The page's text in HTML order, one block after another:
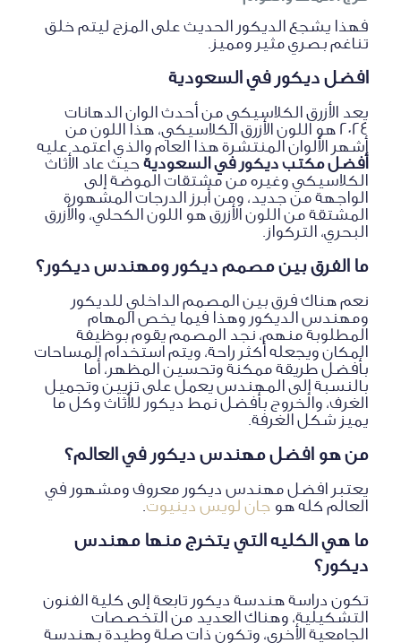
فهذا يشجع الديكور الحديث على المزج ليتم خلق
تناغم بصري مثير ومميز.
افضل ديكور في السعودية
يعد الأزرق الكلاسيكي من أحدث الوان الدهانات
2024 هو اللون الأزرق الكلاسيكي، هذا اللون من
أشهر الألوان المنتشرة هذا العام والذي اعتمد عليه
أفضل مكتب ديكور في السعوديةحيث عاد الأثاث
الكلاسيكي وغيره من مشتقات الموضة إلى
الواجهة من جديد، ومن أبرز الدرجات المشهورة
المشتقة من اللون الأزرق هو اللون الكحلي، والأزرق
البحري، التركواز.
ما الفرق بين مصمم ديكور ومهندس ديكور؟
نعم هناك فرق بين المصمم الداخلي للديكور
ومهندس الديكور وهذا فيما يخص المهام
المطلوبة منهم، نجد المصمم يقوم بوظيفة
المكان ويجعله أكثر راحة، ويتم استخدام المساحات
بأفضل طريقة ممكنة وتحسين المظهر، أما
بالنسبة إلى المهندس يعمل على تزيين وتجميل
الغرف، والخروج بأفضل نمط ديكور للأثاث وكل ما
يميز شكل الغرفة.
من هو افضل مهندس ديكور في العالم؟
يعتبر افضل مهندس ديكور معروف ومشهور في
العالم كله هو جان لويس دينيوت.
ما هي الكليه التي يتخرج منها مهندس
ديكور؟
تكون دراسة هندسة ديكور تابعة إلى كلية الفنون
التشكيلية، وهناك العديد من التخصصات
الجامعية الأخرى، وتكون ذات صلة وطيدة بهندسة